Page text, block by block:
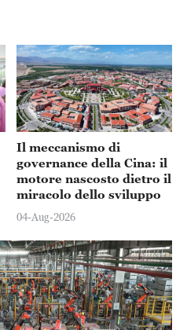
Il meccanismo di
governance della Cina: il
motore nascosto dietro il
miracolo dello sviluppo
04-Aug-2026